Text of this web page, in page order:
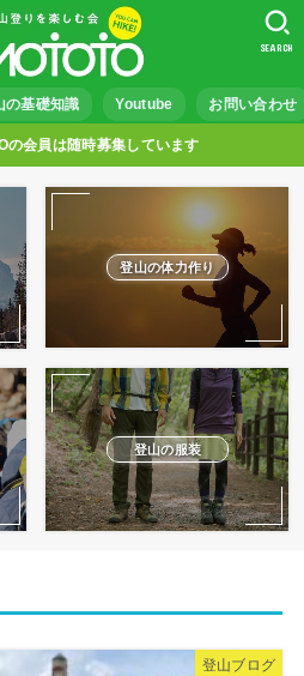
の基礎知識 Youtube お問い合わせ
SEARCH
会員は随時募集しています
登山の体力作り
登山の服装
登山ブログ